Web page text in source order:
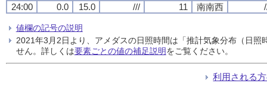
24:00
0.0 15.0 /// 11 南南西
値欄の記号の説明
2021年3月2日より、アメダスの日照時間は「推計気象分布（日
せん。詳しくは要素ごとの値の補足説明をご覧ください。
利用される